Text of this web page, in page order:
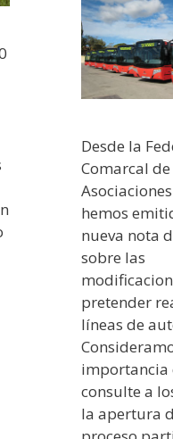
Desde la
Comarcal de
hemos
nueva nota
sobre las
pretender
líneas de
importancia
consulte a
la apertura